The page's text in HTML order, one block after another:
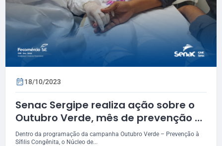
18/10/2023
Senac Sergipe realiza ação sobre o
Outubro Verde, mês de prevenção à
sífilis congênita
Dentro da programação da campanha Outubro Verde – Prevenção à
Sífilis Congênita, o Núcleo de...